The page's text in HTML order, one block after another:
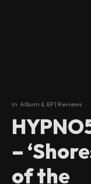
In Album & EP | Reviews
–
of the